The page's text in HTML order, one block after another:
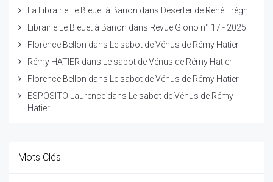
La Librairie Le Bleuet à Banon dans Déserter de René Frégni
Librairie Le Bleuet à Banon dans Revue Giono n° 17 - 2025
Florence Bellon dans
Le sabot de Vénus de Rémy Hatier
Rémy HATIER dans
Le sabot de Vénus de Rémy Hatier
Florence Bellon dans
Le sabot de Vénus de Rémy Hatier
ESPOSITO Laurence dans
Le sabot de Vénus de Rémy
Hatier
Mots Clés